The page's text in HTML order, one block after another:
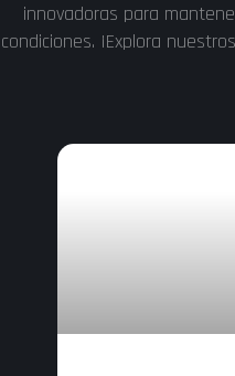
innovadoras para
condiciones. ¡Explora